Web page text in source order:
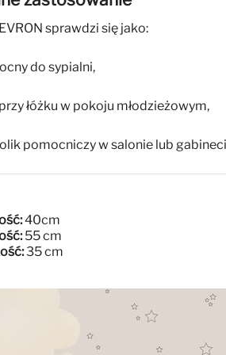
sprawdzi się jako:
do sypialni,
łóżku w pokoju młodzieżowym,
pomocniczy w salonie lub
40cm
55 cm
35 cm